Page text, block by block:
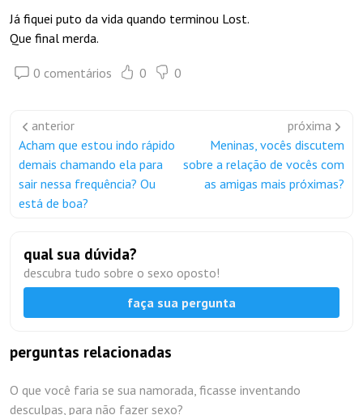
Já fiquei puto da vida quando terminou Lost.
Que final merda.
0 comentários 0 0
anterior
Acham que estou indo rápido
demais chamando ela para
sair nessa frequência? Ou
está de boa?
próxima
Meninas, vocês discutem
sobre a relação de vocês com
as amigas mais próximas?
qual sua dúvida?
descubra tudo sobre o sexo oposto!
faça sua pergunta
perguntas relacionadas
O que você faria se sua namorada, ficasse inventando
desculpas, para não fazer sexo?